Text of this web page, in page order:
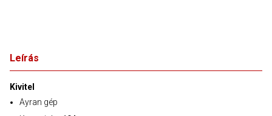
Leírás
Kivitel
Ayran gép